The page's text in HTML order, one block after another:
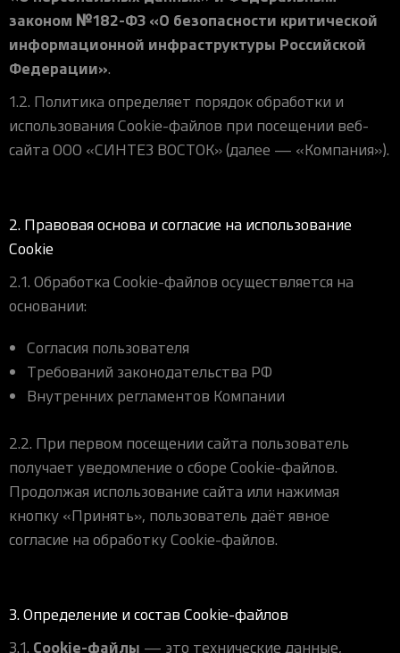
Рюкзаки
Аксессуары
Новинки
Pro Click
Аксессуары для мышей
Игровые мыши
Tartarus
Аксессуары для клавиатур
Все клавиатуры
Hammerhead
Аксессуары для аудио
Все аудио для ПК
Wireless Control Pod
Kraken Kitty
Kiyo
Контроллеры
Освещение
Ripsaw
Все устройства
Goliathus
Firefly
HyperFlux V2
Strider
Sphex
Gigantus
Pro Click V2
Pro Click V2 Vertical
Pro Type Ergo
Pro Type
Pro Glide XXL
Аксессуары
Коллаборации
Софт
Synapse 4
Synapse 3
Chroma™ RGB
7.1 Sound
Synapse 2 Legacy
Virtual Ring Light
Razer Axon
Streamer Companion App
Cortex
iOS-приложения
Киберспорт
Игровые ивенты
законом №182-ФЗ «О безопасности критической
информационной инфраструктуры Российской
Федерации».
1.2. Политика определяет порядок обработки и
использования Cookie-файлов при посещении веб-
сайта ООО «СИНТЕЗ ВОСТОК» (далее — «Компания»).
2. Правовая основа и согласие на использование
Cookie
2.1. Обработка Cookie-файлов осуществляется на
основании:
Согласия пользователя
Требований законодательства РФ
Внутренних регламентов Компании
2.2. При первом посещении сайта пользователь
получает уведомление о сборе Cookie-файлов.
Продолжая использование сайта или нажимая
кнопку «Принять», пользователь даёт явное
согласие на обработку Cookie-файлов.
3. Определение и состав Cookie-файлов
3.1. Cookie-файлы — это технические данные,